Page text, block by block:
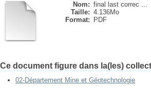
Nom: final last correc ...
Taille: 4.136Mo
Format:
PDF
Ce document figure dans la(les)
02-Département Mine et Géotechnologie